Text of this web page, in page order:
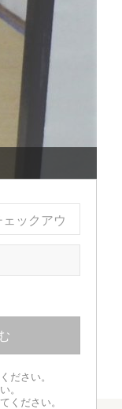
ックアウ
ださい。
。
ください。